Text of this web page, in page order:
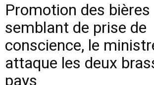
Promotion des bières
semblant de prise de
conscience, le
attaque les deux
pays